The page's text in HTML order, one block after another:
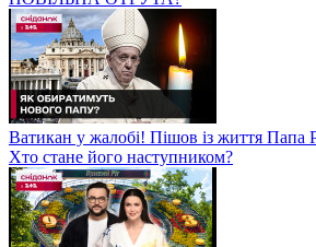
Ватикан у жалобі! Пішов із життя
Хто стане його наступником?